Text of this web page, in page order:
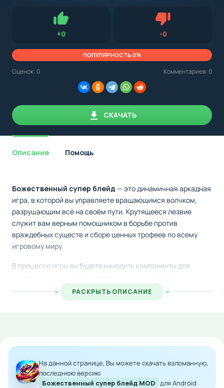
указываем
минимальные
необходимые
обращать внимание на установленную версию Android
OS. Мы указываем минимально необходимую версию для
+0Нравится -0Не нравится
ПОПУЛЯРНОСТЬ 0%
Оценок: 0 Комментариев: 0
СКАЧАТЬ
Описание Помощь
Божественный супер блейд — это динамичная аркадная
игра, в которой вы управляете вращающимся волчком,
разрушающим всё на своём пути. Крутящееся лезвие
служит вам верным помощником в борьбе против
враждебных существ и сборе ценных трофеев по всему
игровому миру.
В процессе игры вы будете находить компоненты для
использовать для усиления характеристик. Каждая
улучшенная деталь приближает вас к победе над всё более
Безлимитное количество внутриигровой валюты
Все улучшения доступны с самого начала
РАСКРЫТЬ ОПИСАНИЕ
На данной странице, Вы можете скачать взломанную,
последнюю версию
Божественный супер блейд MOD для Android